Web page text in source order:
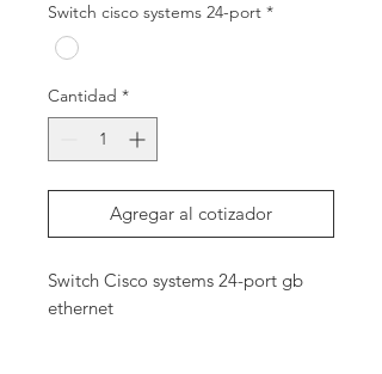
Switch cisco systems 24-port *
Cantidad *
Agregar al cotizador
Switch Cisco systems 24-port gb
ethernet